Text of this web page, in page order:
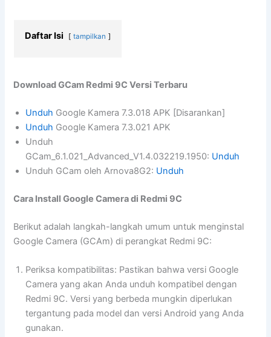
Daftar Isi tampilkan
Download GCam Redmi 9C Versi Terbaru
Unduh Google Kamera 7.3.018 APK [Disarankan]
Unduh Google Kamera 7.3.021 APK
Unduh
GCam_6.1.021_Advanced_V1.4.032219.1950: Unduh
Unduh GCam oleh Arnova8G2: Unduh
Cara Install Google Camera di Redmi 9C
Berikut adalah langkah-langkah umum untuk menginstal
Google Camera (GCAm) di perangkat Redmi 9C:
Periksa kompatibilitas: Pastikan bahwa versi Google
Camera yang akan Anda unduh kompatibel dengan
Redmi 9C. Versi yang berbeda mungkin diperlukan
tergantung pada model dan versi Android yang Anda
gunakan.